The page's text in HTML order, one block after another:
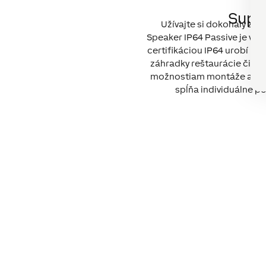
Užívajte si dokonalý
Speaker IP64 Passive je
certifikáciou IP64 urobí
záhradky reštaurácie či
možnostiam montáže a
spĺňa individuálne